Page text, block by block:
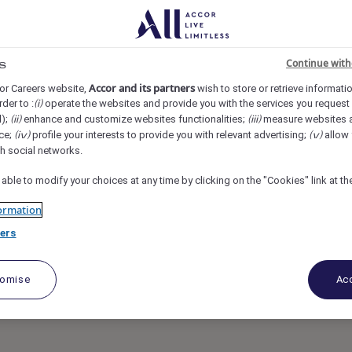
Eindhoven, NetherlandsREF40310E
receptionist
Careers website, Accor and its partnerswish to store or retrieve
to :(i)operate the websites and provide you with the services you
(ii)enhance and customize websites functionalities; (iii)measure websites
(iv)profile your interests to provide you with relevant advertising; (v)allow
social networks.
able to modify your choices at any time by clicking on the "Cookies" link at
Continue